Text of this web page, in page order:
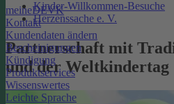
meineDEVK
Kontakt
Kundendaten ändern
Bescheinigungen
Kündigung
Produktservices
Wissenswertes
Leichte Sprache
Kinder-Willkommen-Besuche
Herzenssache e. V.
Partnerschaft mit
und der Weltkindertag